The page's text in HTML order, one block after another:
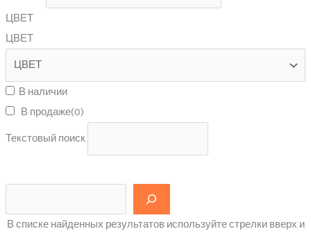
ЦВЕТ
ЦВЕТ
В наличии
В продаже(0)
Текстовый поиск
В списке найденных результатов используйте стрелки вверх и